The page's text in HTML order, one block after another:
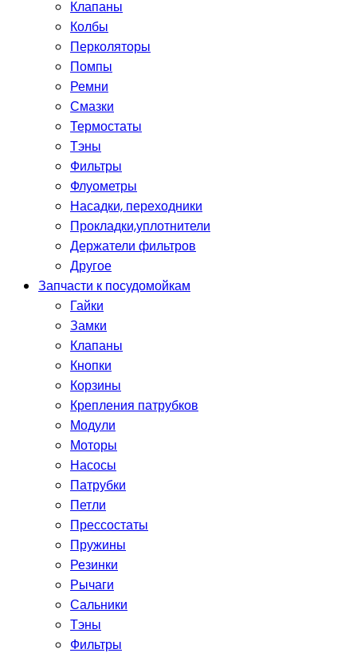
Клапаны
Колбы
Перколяторы
Помпы
Ремни
Смазки
Термостаты
Тэны
Фильтры
Флуометры
Насадки, переходники
Прокладки,уплотнители
Держатели фильтров
Другое
Запчасти к посудомойкам
Гайки
Замки
Клапаны
Кнопки
Корзины
Крепления патрубков
Модули
Моторы
Насосы
Патрубки
Петли
Прессостаты
Пружины
Резинки
Рычаги
Сальники
Тэны
Фильтры